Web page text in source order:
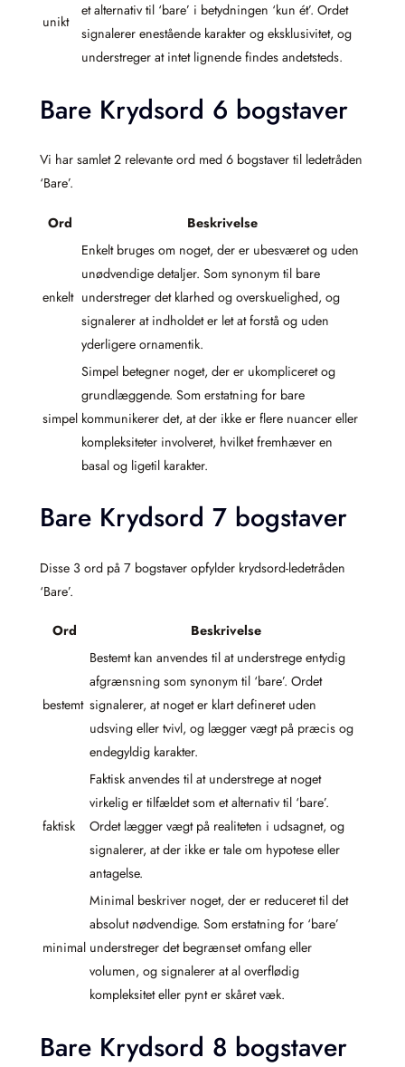
unikt
et alternativ til ‘bare’ i betydningen ‘kun ét’. Ordet
signalerer enestående karakter og eksklusivitet, og
understreger at intet lignende findes andetsteds.
Bare Krydsord 6 bogstaver
Vi har samlet 2 relevante ord med 6 bogstaver til ledetråden
‘Bare’.
Ord Beskrivelse
enkelt
Enkelt bruges om noget, der er ubesværet og uden
unødvendige detaljer. Som synonym til bare
understreger det klarhed og overskuelighed, og
signalerer at indholdet er let at forstå og uden
yderligere ornamentik.
simpel
Simpel betegner noget, der er ukompliceret og
grundlæggende. Som erstatning for bare
kommunikerer det, at der ikke er flere nuancer eller
kompleksiteter involveret, hvilket fremhæver en
basal og ligetil karakter.
Bare Krydsord 7 bogstaver
Disse 3 ord på 7 bogstaver opfylder krydsord-ledetråden
‘Bare’.
Ord Beskrivelse
bestemt
Bestemt kan anvendes til at understrege entydig
afgrænsning som synonym til ‘bare’. Ordet
signalerer, at noget er klart defineret uden
udsving eller tvivl, og lægger vægt på præcis og
endegyldig karakter.
faktisk
Faktisk anvendes til at understrege at noget
virkelig er tilfældet som et alternativ til ‘bare’.
Ordet lægger vægt på realiteten i udsagnet, og
signalerer, at der ikke er tale om hypotese eller
antagelse.
minimal
Minimal beskriver noget, der er reduceret til det
absolut nødvendige. Som erstatning for ‘bare’
understreger det begrænset omfang eller
volumen, og signalerer at al overflødig
kompleksitet eller pynt er skåret væk.
Bare Krydsord 8 bogstaver